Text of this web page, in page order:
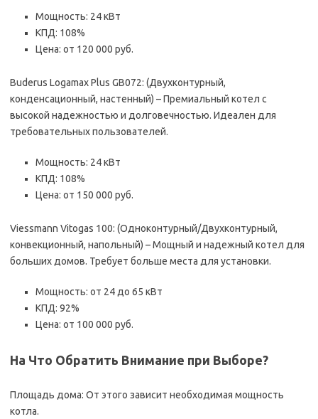
Мощность: 24 кВт
КПД: 108%
Цена: от 120 000 руб.
Buderus Logamax Plus GB072: (Двухконтурный,
конденсационный, настенный) – Премиальный котел с
высокой надежностью и долговечностью. Идеален для
требовательных пользователей.
Мощность: 24 кВт
КПД: 108%
Цена: от 150 000 руб.
Viessmann Vitogas 100: (Одноконтурный/Двухконтурный,
конвекционный, напольный) – Мощный и надежный котел для
больших домов. Требует больше места для установки.
Мощность: от 24 до 65 кВт
КПД: 92%
Цена: от 100 000 руб.
На Что Обратить Внимание при Выборе?
Площадь дома: От этого зависит необходимая мощность
котла.